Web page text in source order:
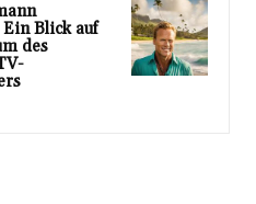
Blick auf
des